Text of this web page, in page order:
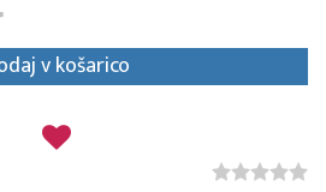
v košarico